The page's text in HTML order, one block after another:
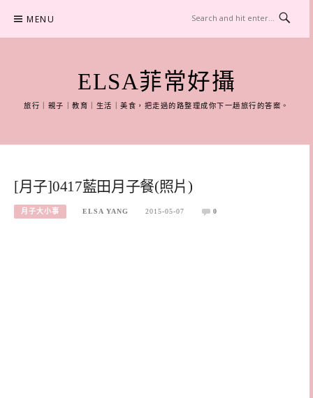
content
MENU
ELSA菲常好攝
旅行｜親子｜教育｜生活｜美食，把走過的路整理成你下一趟旅行的答案。
[月子]0417藍田月子餐(照片)
月子大小事 ELSA YANG 2015-05-07 0